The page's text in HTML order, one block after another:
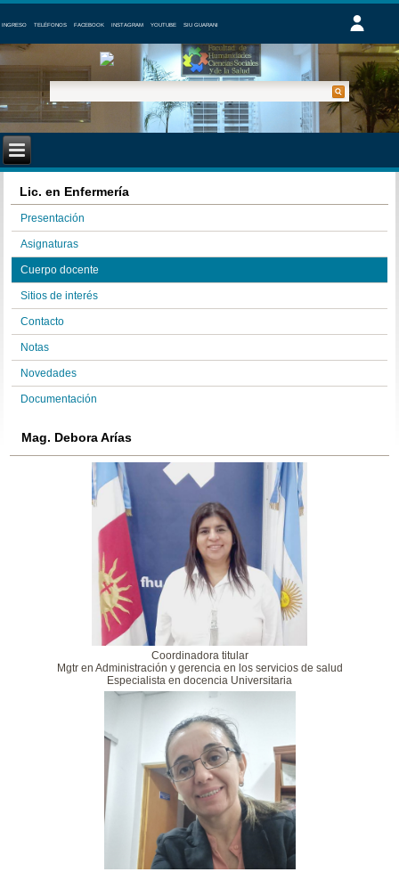
INGRESO TELÉFONOS FACEBOOK INSTAGRAM YOUTUBE SIU GUARANI
Lic. en Enfermería
Presentación
Asignaturas
Cuerpo docente
Sitios de interés
Contacto
Notas
Novedades
Documentación
Mag. Debora Arías
Coordinadora titular
Mgtr en Administración y gerencia en los servicios de salud
Especialista en docencia Universitaria